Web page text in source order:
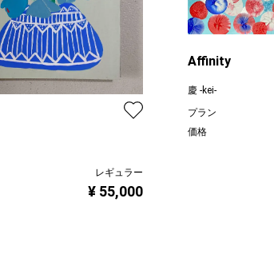
レギュラー
¥ 55,000
Affinity
慶 -kei-
プラン
価格